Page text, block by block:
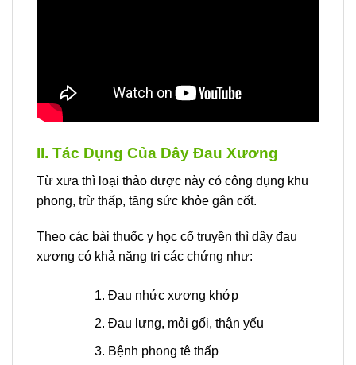
II. Tác Dụng Của Dây Đau Xương
Từ xưa thì loại thảo dược này có công dụng khu
phong, trừ thấp, tăng sức khỏe gân cốt.
Theo các bài thuốc y học cổ truyền thì dây đau
xương có khả năng trị các chứng như:
Đau nhức xương khớp
Đau lưng, mỏi gối, thận yếu
Bệnh phong tê thấp